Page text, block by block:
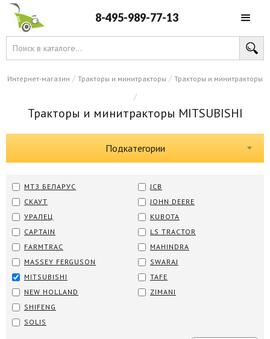
8-495-989-77-13
Интернет-магазин / Тракторы и минитракторы / Тракторы и минитракторы
/
Тракторы и минитракторы MITSUBISHI
Подкатегории
МТЗ БЕЛАРУС
СКАУТ
УРАЛЕЦ
CAPTAIN
FARMTRAC
JCB
JOHN DEERE
KUBOTA
LS TRACTOR
MAHINDRA
MASSEY FERGUSON
MITSUBISHI
NEW HOLLAND
SHIFENG
SOLIS
SWARAJ
TAFE
ZIMANI